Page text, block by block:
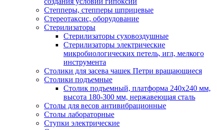
Степперы, степперы шприцевые
Стереотаксис, оборудование
Стерилизаторы
Стерилизаторы суховоздушные
Стерилизаторы электрические
микробиологических петель, игл, мелкого
инструмента
Столики для засева чашек Петри вращающиеся
Столики подъемные
Столик подъемный, платформа 240х240 мм,
высота 180-300 мм, нержавеющая сталь
Столы для весов антивибрационные
Столы лабораторные
Ступки электрические